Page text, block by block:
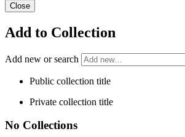
Close
Add to Collection
Add new or search
Public collection title
Private collection title
No Collections